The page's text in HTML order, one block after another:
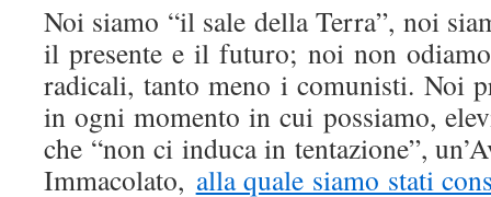
Noi siamo “il sale della Terra”, noi
il presente e il futuro; noi non
radicali, tanto meno i comunisti. Noi
in ogni momento in cui possiamo,
che “non ci induca in tentazione”,
Immacolato, alla quale siamo stati